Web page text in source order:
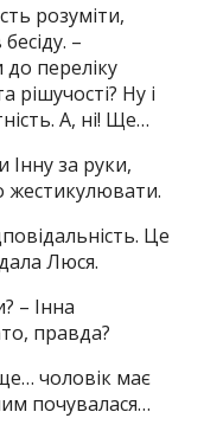
розуміти,
–
переліку
рішучості? Ну і
А, ні! Ще…
за руки,
жестикулювати.
Це
Люся.
– Інна
правда?
чоловік має
почувалася…